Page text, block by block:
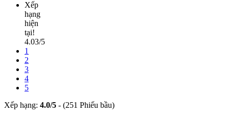
Xếp
hạng
hiện
tại!
4.03/5
1
2
3
4
5
Xếp hạng: 4.0/5 - (251 Phiếu bầu)